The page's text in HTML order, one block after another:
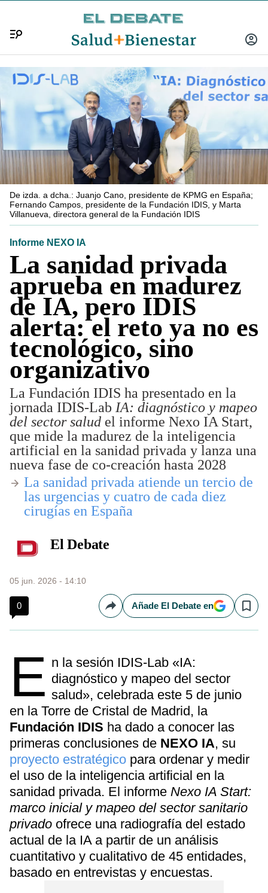
INICIAR
De izda. a dcha.: Juanjo Cano, presidente de KPMG en España;
Fernando Campos, presidente de la Fundación IDIS, y Marta
Villanueva, directora general de la Fundación IDIS
Informe NEXO IA
La sanidad privada
aprueba en madurez
de IA, pero IDIS
alerta: el reto ya no es
tecnológico, sino
organizativo
La Fundación IDIS ha presentado en la
jornada IDIS-Lab IA: diagnóstico y mapeo
del sector salud el informe Nexo IA Start,
que mide la madurez de la inteligencia
artificial en la sanidad privada y lanza una
nueva fase de co-creación hasta 2028
La sanidad privada atiende un tercio de
las urgencias y cuatro de cada diez
cirugías en España
El Debate
05 jun. 2026 - 14:10
0 CompartirAñade El Debate en Save
E n la sesión IDIS-Lab «IA:
diagnóstico y mapeo del sector
salud», celebrada este 5 de junio
en la Torre de Cristal de Madrid, la
Fundación IDIS ha dado a conocer las
primeras conclusiones de NEXO IA, su
proyecto estratégico para ordenar y medir
el uso de la inteligencia artificial en la
sanidad privada. El informe Nexo IA Start:
marco inicial y mapeo del sector sanitario
privado ofrece una radiografía del estado
actual de la IA a partir de un análisis
cuantitativo y cualitativo de 45 entidades,
basado en entrevistas y encuestas.